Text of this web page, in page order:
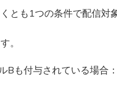
とも1つの条件で配信対
。
Bも付与されている場合：